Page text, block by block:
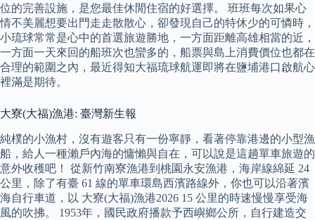
位的完善設施，是您最佳休閒住宿的好選擇。 班班每次如果心
情不美麗想要出門走走散散心，卻發現自己的特休少的可憐時，
小琉球常常是心中的首選旅遊勝地，一方面距離高雄相當的近，
一方面一天來回的船班次也蠻多的，船票與島上消費價位也都在
合理的範圍之內，最近得知大福琉球航運即將在鹽埔港口啟航心
裡滿是期待。
大寮(大福)漁港: 臺灣新生報
純樸的小漁村，沒有遊客只有一份寧靜，看著停靠港邊的小型漁
船，給人一種瀨戶內海的慵懶與自在，可以說是這趟單車旅遊的
意外收穫吧！ 從新竹南寮漁港到桃園永安漁港，海岸線綿延 24
公里，除了有臺 61 線的單車環島西濱路線外，你也可以沿著濱
海自行車道，以 大寮(大福)漁港2026 15 公里的時速慢慢享受海
風的吹拂。 1953年，國民政府播款予西嶼鄉公所，自行建造交